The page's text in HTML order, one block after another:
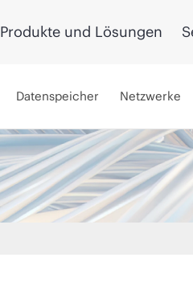
Produkte und Lösungen
Datenspeicher Netzwerke